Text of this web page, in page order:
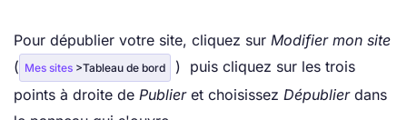
Pour dépublier votre site, cliquez sur Modifier mon site
( Mes sites >Tableau de bord
) puis cliquez sur les trois
points à droite de Publieret choisissez Dépublierdans